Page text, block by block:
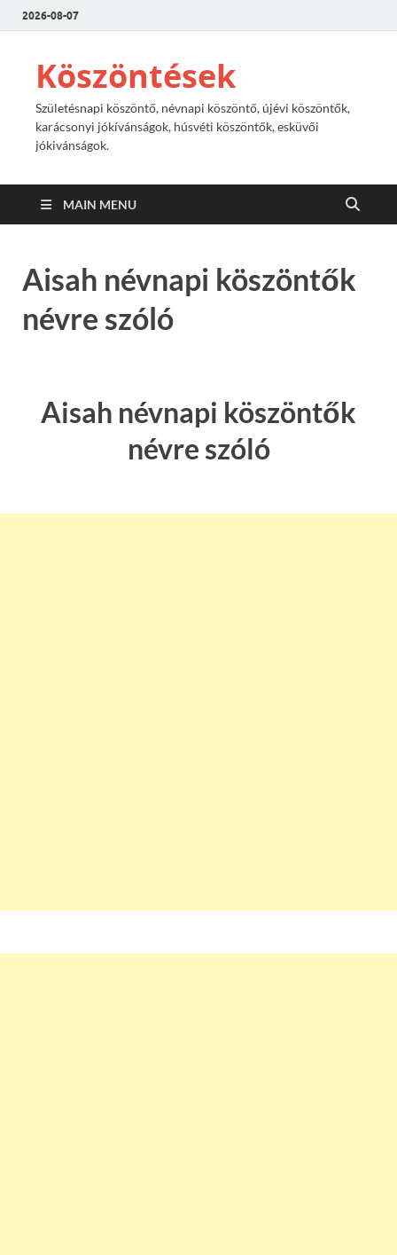
2026-08-07
Köszöntések
Születésnapi köszöntő, névnapi köszöntő, újévi köszöntők,
karácsonyi jókívánságok, húsvéti köszöntők, esküvői
jókivánságok.
MAIN MENU
Aisah névnapi köszöntők
névre szóló
Aisah névnapi köszöntők
névre szóló